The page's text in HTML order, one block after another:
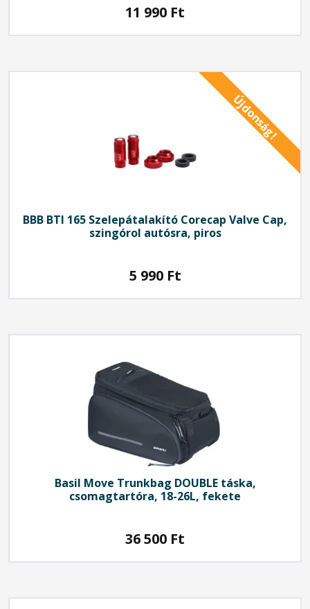
11 990 Ft
Újdonság!
BBB BTI 165 Szelepátalakító Corecap Valve Cap,
szingórol autósra, piros
5 990 Ft
Basil Move Trunkbag DOUBLE táska,
csomagtartóra, 18-26L, fekete
36 500 Ft